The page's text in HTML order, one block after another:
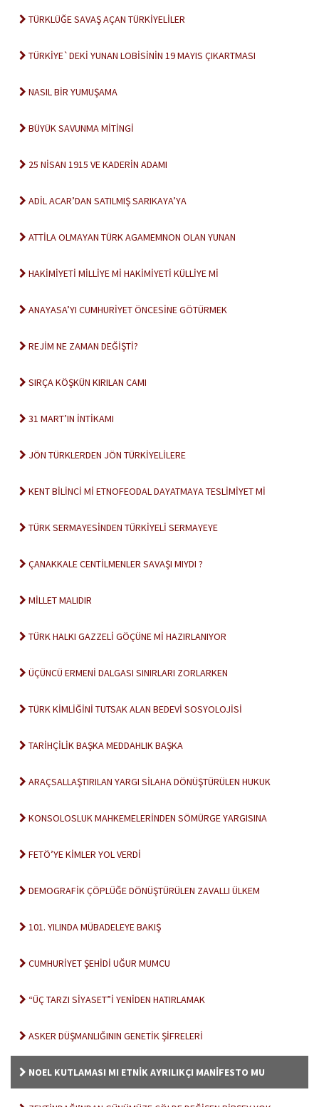
TÜRKLÜĞE SAVAŞ AÇAN TÜRKİYELİLER
TÜRKİYE`DEKİ YUNAN LOBİSİNİN 19 MAYIS ÇIKARTMASI
NASIL BİR YUMUŞAMA
BÜYÜK SAVUNMA MİTİNGİ
25 NİSAN 1915 VE KADERİN ADAMI
ADİL ACAR’DAN SATILMIŞ SARIKAYA’YA
ATTİLA OLMAYAN TÜRK AGAMEMNON OLAN YUNAN
HAKİMİYETİ MİLLİYE Mİ HAKİMİYETİ KÜLLİYE Mİ
ANAYASA’YI CUMHURİYET ÖNCESİNE GÖTÜRMEK
REJİM NE ZAMAN DEĞİŞTİ?
SIRÇA KÖŞKÜN KIRILAN CAMI
31 MART’IN İNTİKAMI
JÖN TÜRKLERDEN JÖN TÜRKİYELİLERE
KENT BİLİNCİ Mİ ETNOFEODAL DAYATMAYA TESLİMİYET Mİ
TÜRK SERMAYESİNDEN TÜRKİYELİ SERMAYEYE
ÇANAKKALE CENTİLMENLER SAVAŞI MIYDI ?
MİLLET MALIDIR
TÜRK HALKI GAZZELİ GÖÇÜNE Mİ HAZIRLANIYOR
ÜÇÜNCÜ ERMENİ DALGASI SINIRLARI ZORLARKEN
TÜRK KİMLİĞİNİ TUTSAK ALAN BEDEVİ SOSYOLOJİSİ
TARİHÇİLİK BAŞKA MEDDAHLIK BAŞKA
ARAÇSALLAŞTIRILAN YARGI SİLAHA DÖNÜŞTÜRÜLEN HUKUK
KONSOLOSLUK MAHKEMELERİNDEN SÖMÜRGE YARGISINA
FETÖ’YE KİMLER YOL VERDİ
DEMOGRAFİK ÇÖPLÜĞE DÖNÜŞTÜRÜLEN ZAVALLI ÜLKEM
101. YILINDA MÜBADELEYE BAKIŞ
CUMHURİYET ŞEHİDİ UĞUR MUMCU
“ÜÇ TARZI SİYASET”İ YENİDEN HATIRLAMAK
ASKER DÜŞMANLIĞININ GENETİK ŞİFRELERİ
NOEL KUTLAMASI MI ETNİK AYRILIKÇI MANİFESTO MU